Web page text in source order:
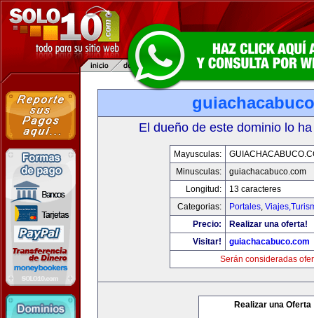
El dueño de este dominio lo
Mayusculas:
Minusculas:
guiachacabuco.com
Longitud:
13 caracteres
Categorias:
Portales,
Precio:
Realizar una oferta!
Visitar!
guiachacabuco.com
Serán consideradas
Realizar una Oferta